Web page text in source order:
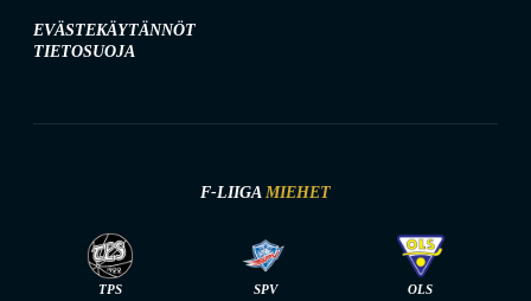
EVÄSTEKÄYTÄNNÖT
TIETOSUOJA
F-LIIGA MIEHET
TPS SPV OLS